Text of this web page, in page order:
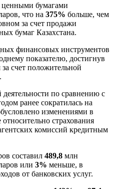
ценными бумагами
что на 375% больше, чем
за счет продажи
бумаг Казахстана.
финансовых инструментов
показателю, достигнув
счет положительной
деятельности по сравнению с
ранее сократилась на
изменениями в
относительно страхования
комиссий кредитным
составил 489,8 млн
или 3% меньше, в
от банковских услуг.